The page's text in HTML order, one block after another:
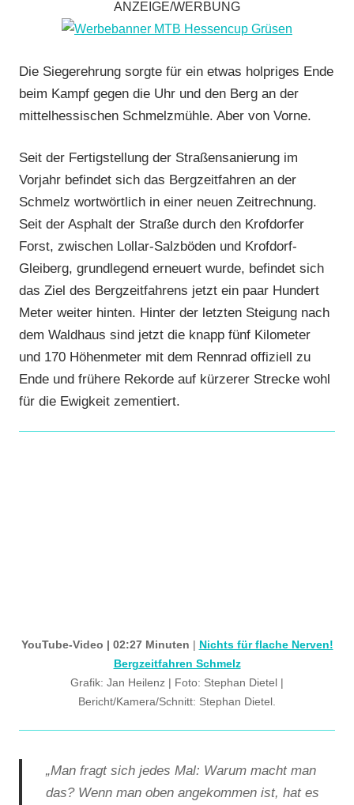
RSG
RSG
Gießen
Marburg
RV
Gießen-
Kleinlinden
Strasse
Vereine
ANZEIGE/WERBUNG
Die Siegerehrung sorgte für ein etwas holpriges Ende
beim Kampf gegen die Uhr und den Berg an der
mittelhessischen Schmelzmühle. Aber von Vorne.
Seit der Fertigstellung der Straßensanierung im
Vorjahr befindet sich das Bergzeitfahren an der
Schmelz wortwörtlich in einer neuen Zeitrechnung.
Seit der Asphalt der Straße durch den Krofdorfer
Forst, zwischen Lollar-Salzböden und Krofdorf-
Gleiberg, grundlegend erneuert wurde, befindet sich
das Ziel des Bergzeitfahrens jetzt ein paar Hundert
Meter weiter hinten. Hinter der letzten Steigung nach
dem Waldhaus sind jetzt die knapp fünf Kilometer
und 170 Höhenmeter mit dem Rennrad offiziell zu
Ende und frühere Rekorde auf kürzerer Strecke wohl
für die Ewigkeit zementiert.
YouTube-Video | 02:27 Minuten | Nichts für flache Nerven!
Bergzeitfahren Schmelz
Grafik: Jan Heilenz | Foto: Stephan Dietel |
Bericht/Kamera/Schnitt: Stephan Dietel.
„Man fragt sich jedes Mal: Warum macht man
das? Wenn man oben angekommen ist, hat es